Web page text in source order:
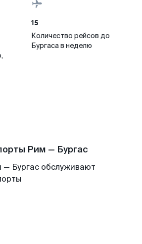
15
Количество рейсов до
Бургаса в неделю
Рим — Бургас
Бургас обслуживают